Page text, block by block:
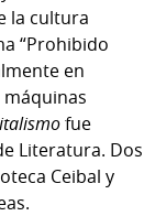
la cultura
“Prohibido
en
máquinas
fue
Literatura. Dos
Ceibal y